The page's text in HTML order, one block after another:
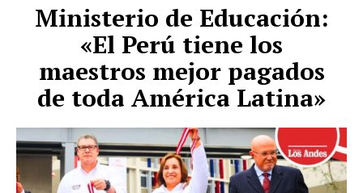
Ministerio de Educación:
«El Perú tiene los
maestros mejor pagados
de toda América Latina»